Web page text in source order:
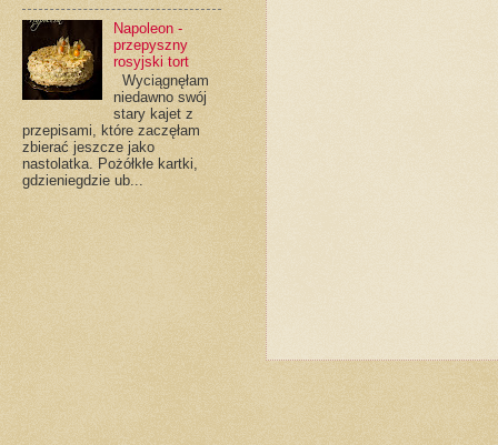
Napoleon -
przepyszny
rosyjski tort
Wyciągnęłam
niedawno swój
stary kajet z
przepisami, które zaczęłam
zbierać jeszcze jako
nastolatka. Pożółkłe kartki,
gdzieniegdzie ub...